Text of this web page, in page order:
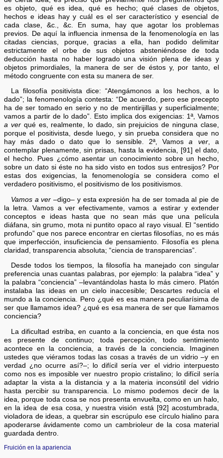
es objeto, qué es idea, qué es hecho; qué clases de objetos,
hechos e ideas hay y cuál es el ser característico y esencial de
cada clase, &c., &c. En suma, hay que agotar los problemas
previos. De aquí la influencia inmensa de la fenomenología en las
citadas ciencias, porque, gracias a ella, han podido delimitar
estrictamente el orbe de sus objetos absteniéndose de toda
deducción hasta no haber logrado una visión plena de ideas y
objetos primordiales, la manera de ser de éstos y, por tanto, el
método congruente con esta su manera de ser.
La filosofía positivista dice: “Atengámonos a los hechos, a lo
dado”; la fenomenología contesta: “De acuerdo, pero ese precepto
ha de ser tomado en serio y no de mentirijillas y superficialmente;
vamos a partir de lo dado”. Esto implica dos exigencias: 1ª, Vamos
a verqué es, realmente, lo dado, sin prejuicios de ninguna clase,
porque el positivista, desde luego, y sin prueba considera que no
hay más dado o dato que lo sensible. 2ª, Vamosa ver, a
contemplar plenamente, sin prisas, hasta la evidencia, [91] el dato,
el hecho. Pues ¿cómo asentar un conocimiento sobre un hecho,
sobre un dato si éste no ha sido visto en todos sus entresijos? Por
estas dos exigencias, la fenomenología se considera como el
verdadero positivismo, el positivismo de los positivismos.
Vamos a ver –digo– y esta expresión ha de ser tomada al pie de
la letra. Vamos a ver efectivamente, vamos a estirar y extender
conceptos e ideas hasta que no sean más que una película
diáfana, sin grumo, mota ni puntito opaco al rayo visual. El “sentido
profundo” que nos parece encontrar en ciertas filosofías, no es más
que imperfección, insuficiencia de pensamiento. Filosofía es plena
claridad, transparencia absoluta; “ciencia de transparencias”.
Desde todos los tiempos, la filosofía ha manejado con singular
preferencia unas cuantas palabras, por ejemplo: la palabra “idea” y
la palabra “conciencia” –levantándolas hasta lo más cimero. Platón
instalaba las ideas en un cielo inaccesible; Descartes reducía el
mundo a la conciencia. Pero ¿qué es esa manera peculiarísima de
ser que llamamos idea? ¿qué es esa manera de ser que llamamos
conciencia?
La dificultad estriba, en cuanto a la conciencia, en que ésta nos
es presente de continuo; toda percepción, todo sentimiento
acontece en la conciencia, a través de la conciencia. Imaginen
ustedes que viéramos todas las cosas a través de un vidrio –y en
verdad ¿no ocurre así?–; lo difícil sería ver el vidrio interpuesto
como nos es imposible ver nuestro propio cristalino; lo difícil sería
adaptar la vista a la distancia y a la materia inconsútil del vidrio
hasta percibir su transparencia. Lo mismo podemos decir de la
idea, porque toda cosa se nos presenta envuelta, como en un halo,
en la idea de esa cosa, y nuestra visión está [92] acostumbrada,
violadora de ideas, a quebrar sin escrúpulo ese círculo hialino para
apoderarse ávidamente como un cambrioleur de la cosa material
guardada dentro.
Fruición en la apariencia